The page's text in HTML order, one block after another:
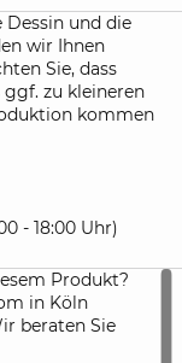
und die
auch
Sie die
für
Dessin und die
wir Ihnen
Sie, dass
zu kleineren
kommen
- 18:00 Uhr)
Produkt?
in Köln
beraten Sie